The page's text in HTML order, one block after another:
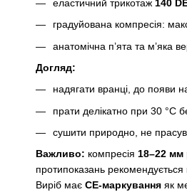
еластичний трикотаж 140
градуйована компресія:
анатомічна п’ята та м’яка
Догляд:
надягати вранці, до появи
прати делікатно при 30 °C
сушити природно, не
Важливо: компресія 18–22 мм
протипоказань рекомендується
Виріб має CE-маркування як